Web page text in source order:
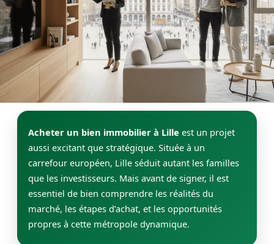
Acheter un bien immobilier à Lille est un projet
aussi excitant que stratégique. Située à un
carrefour européen, Lille séduit autant les familles
que les investisseurs. Mais avant de signer, il est
essentiel de bien comprendre les réalités du
marché, les étapes d’achat, et les opportunités
propres à cette métropole dynamique.
Instagram
Facebook